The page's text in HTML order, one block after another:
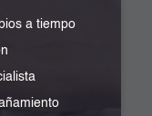
a tiempo